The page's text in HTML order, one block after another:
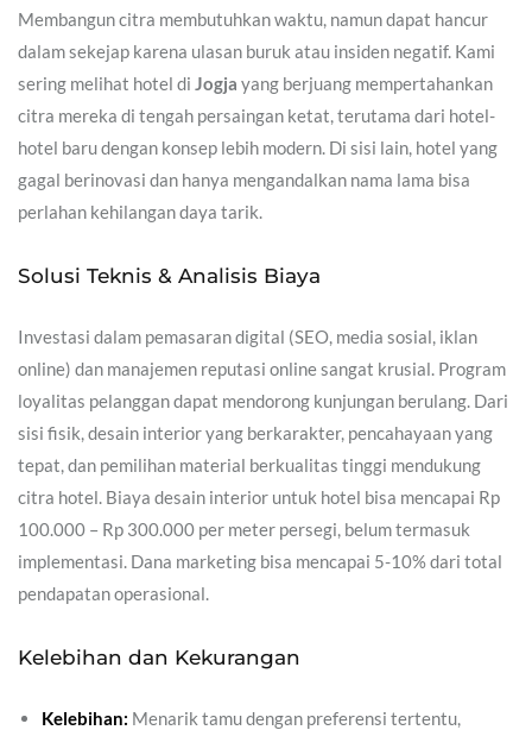
Membangun citra membutuhkan waktu, namun dapat hancur
dalam sekejap karena ulasan buruk atau insiden negatif. Kami
sering melihat hotel di Jogja yang berjuang mempertahankan
citra mereka di tengah persaingan ketat, terutama dari hotel-
hotel baru dengan konsep lebih modern. Di sisi lain, hotel yang
gagal berinovasi dan hanya mengandalkan nama lama bisa
perlahan kehilangan daya tarik.
Solusi Teknis & Analisis Biaya
Investasi dalam pemasaran digital (SEO, media sosial, iklan
online) dan manajemen reputasi online sangat krusial. Program
loyalitas pelanggan dapat mendorong kunjungan berulang. Dari
sisi fisik, desain interior yang berkarakter, pencahayaan yang
tepat, dan pemilihan material berkualitas tinggi mendukung
citra hotel. Biaya desain interior untuk hotel bisa mencapai Rp
100.000 – Rp 300.000 per meter persegi, belum termasuk
implementasi. Dana marketing bisa mencapai 5-10% dari total
pendapatan operasional.
Kelebihan dan Kekurangan
Kelebihan: Menarik tamu dengan preferensi tertentu,